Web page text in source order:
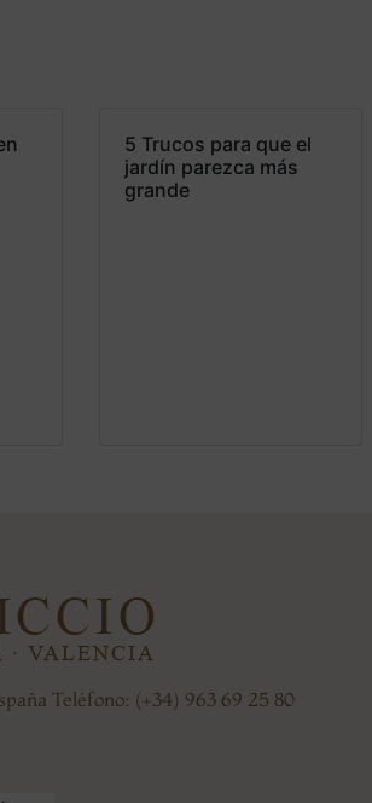
5 Trucos para que el
jardín parezca más
grande
Teléfono: (+34) 963 69 25 80